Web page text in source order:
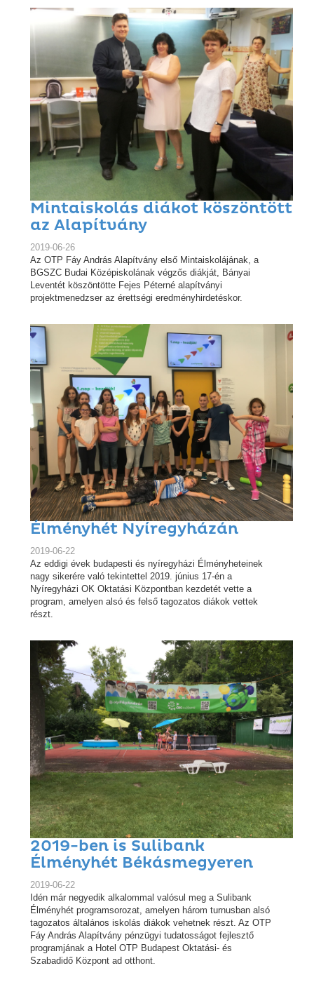
Mintaiskolás diákot köszöntött
az Alapítvány
2019-06-26
Az OTP Fáy András Alapítvány első Mintaiskolájának, a
BGSZC Budai Középiskolának végzős diákját, Bányai
Leventét köszöntötte Fejes Péterné alapítványi
projektmenedzser az érettségi eredményhirdetéskor.
Élményhét Nyíregyházán
2019-06-22
Az eddigi évek budapesti és nyíregyházi Élményheteinek
nagy sikerére való tekintettel 2019. június 17-én a
Nyíregyházi OK Oktatási Központban kezdetét vette a
program, amelyen alsó és felső tagozatos diákok vettek
részt.
2019-ben is Sulibank
Élményhét Békásmegyeren
2019-06-22
Idén már negyedik alkalommal valósul meg a Sulibank
Élményhét programsorozat, amelyen három turnusban alsó
tagozatos általános iskolás diákok vehetnek részt. Az OTP
Fáy András Alapítvány pénzügyi tudatosságot fejlesztő
programjának a Hotel OTP Budapest Oktatási- és
Szabadidő Központ ad otthont.